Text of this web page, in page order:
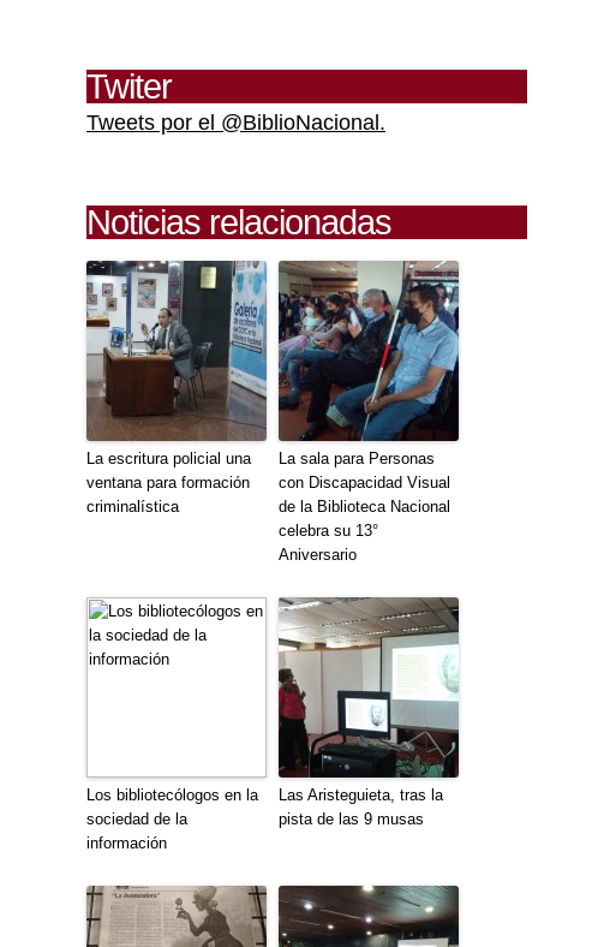
Twiter
Tweets por el @BiblioNacional.
Noticias relacionadas
La escritura policial una
ventana para formación
criminalística
La sala para Personas
con Discapacidad Visual
de la Biblioteca Nacional
celebra su 13°
Aniversario
Los bibliotecólogos en la
sociedad de la
información
Las Aristeguieta, tras la
pista de las 9 musas